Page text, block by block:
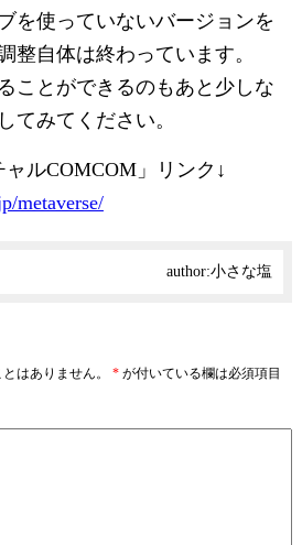
を使っていないバージョンを
整自体は終わっています。
ことができるのもあと少しな
てみてください。
ルCOMCOM」リンク↓
metaverse/
author:小さな塩
はありません。 *が付いている欄は必須項目